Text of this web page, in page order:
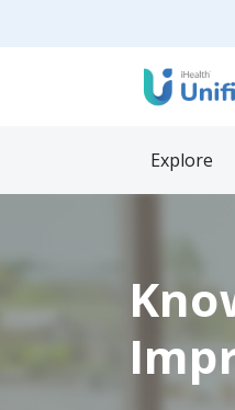
Explore